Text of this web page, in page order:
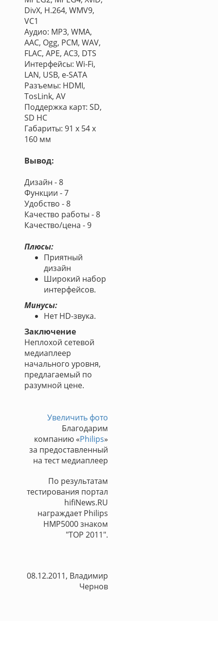
DivX, H.264, WMV9,
VC1
Аудио: MP3, WMA,
AAC, Ogg, PCM, WAV,
FLAC, APE, AC3, DTS
Интерфейсы: Wi-Fi,
LAN, USB, e-SATA
Разъемы: HDMI,
TosLink, AV
Поддержка карт: SD,
SD HC
Габариты: 91 х 54 х
160 мм
Вывод:
Дизайн - 8
Функции - 7
Удобство - 8
Качество работы - 8
Качество/цена - 9
Плюсы:
Приятный
дизайн
Широкий набор
интерфейсов.
Минусы:
Нет HD-звука.
Заключение
Неплохой сетевой
медиаплеер
начального уровня,
предлагаемый по
разумной цене.
Увеличить фото
Благодарим
компанию «Philips»
за предоставленный
на тест медиаплеер
По результатам
тестирования портал
hifiNews.RU
награждает Philips
HMP5000 знаком
"TOP 2011".
08.12.2011, Владимир
Чернов